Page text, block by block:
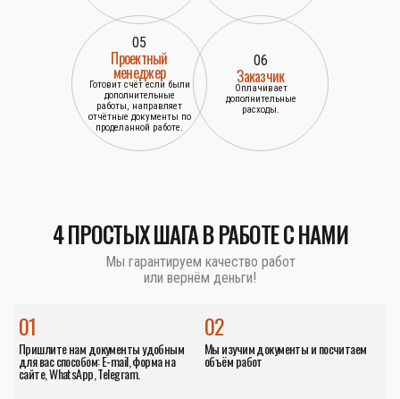
05
Проектный
менеджер
Готовит счёт если были
дополнительные
работы, направляет
отчётные документы по
проделанной работе.
06
Заказчик
Оплачивает
дополнительные
расходы.
4 ПРОСТЫХ ШАГА В РАБОТЕ С НАМИ
Мы гарантируем качество работ
или вернём деньги!
01
Пришлите нам документы удобным
для вас способом: E-mail, форма на
сайте, WhatsApp, Telegram.
02
Мы изучим документы и посчитаем
объём работ